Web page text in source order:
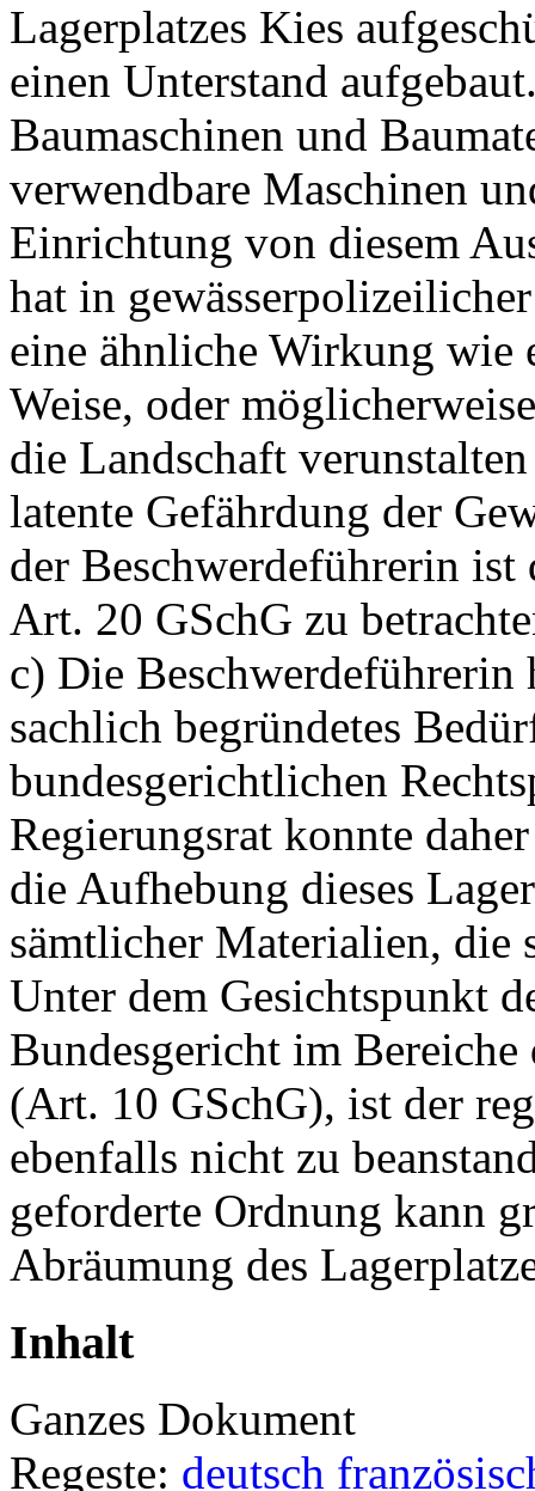
Lagerplatzes Kies
einen Unterstand
Baumaschinen und
verwendbare Maschinen
Einrichtung von diesem
hat in
eine ähnliche Wirkung wie
Weise, oder
die Landschaft
latente Gefährdung der
der Beschwerdeführerin
Art. 20 GSchG zu
c) Die
sachlich begründetes
bundesgerichtlichen
Regierungsrat konnte
die Aufhebung dieses
sämtlicher Materialien, die
Unter dem Gesichtspunkt
Bundesgericht im
(Art. 10 GSchG), ist der
ebenfalls nicht zu
geforderte Ordnung kann
Abräumung des
Inhalt
Ganzes Dokument
Regeste: deutsch